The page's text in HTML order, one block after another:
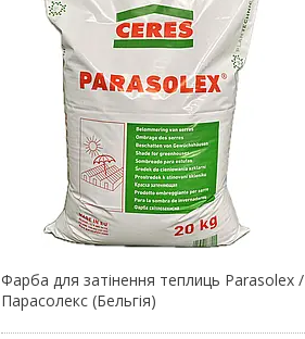
Фарба для затінення теплиць Parasolex /
Парасолекс (Бельгія)